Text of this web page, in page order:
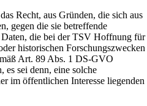
Recht, aus Gründen, die sich aus
gegen die sie betreffende
Daten, die bei der TSV Hoffnung für
historischen Forschungszwecken
Art. 89 Abs. 1 DS-GVO
es sei denn, eine solche
im öffentlichen Interesse liegenden